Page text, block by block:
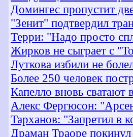
Домингес пропустит
"Зенит" подтвердил
Терри: "Надо просто
Жирков не сыграет с
Луткова избили не
Более 250 человек
Капелло вновь сватают
Алекс Фергюсон:
Тарханов: "Запретил в
Драман Траоре